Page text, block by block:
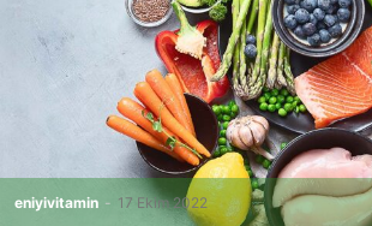
eniyivitamin - 17 Ekim 2022